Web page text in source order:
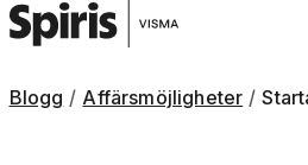
Blogg Affärsmöjligheter